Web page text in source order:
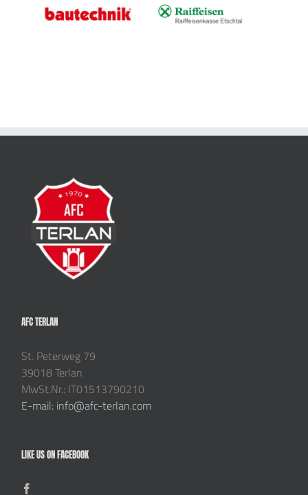
AFC TERLAN
St. Peterweg 79
39018 Terlan
MwSt.Nr.: IT01513790210
E-mail: info@afc-terlan.com
LIKE US ON FACEBOOK